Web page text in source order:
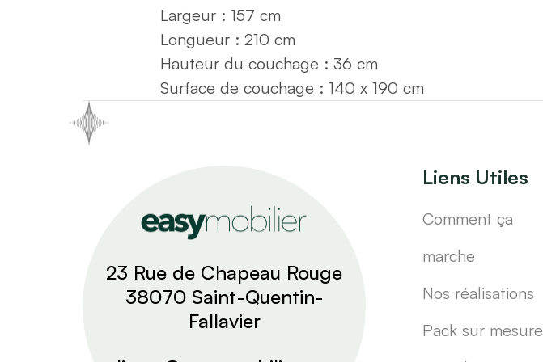
Largeur : 157 cm
Longueur : 210 cm
Hauteur du couchage : 36 cm
Surface de couchage : 140 x 190 cm
23 Rue de Chapeau Rouge
38070 Saint-Quentin-
Fallavier
Liens Utiles
Comment ça
marche
Nos réalisations
Pack sur mesure